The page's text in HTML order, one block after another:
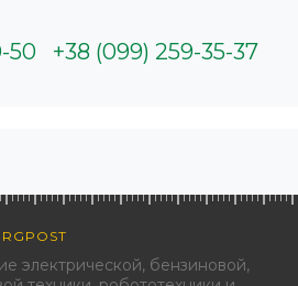
50
+38 (099) 259-35-37
электрической, бензиновой,